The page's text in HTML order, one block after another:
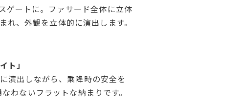
ゲートに。ファサード全体に立体
れ、外観を立体的に演出します。
ト」
演出しながら、乗降時の安全を
わないフラットな納まりです。